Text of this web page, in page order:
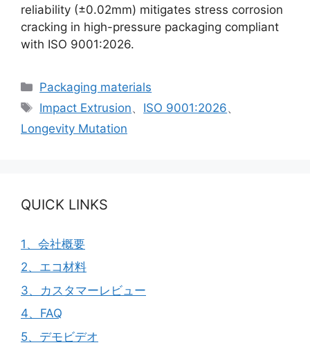
reliability (±0.02mm) mitigates stress corrosion
cracking in high-pressure packaging compliant
with ISO 9001:2026.
カ
テ
リ
Packaging materials
タ
Impact Extrusion、 ISO 9001:2026、
Longevity Mutation
QUICK LINKS
1、会社概要
2、エコ材料
3、カスタマーレビュー
4、FAQ
5、デモビデオ